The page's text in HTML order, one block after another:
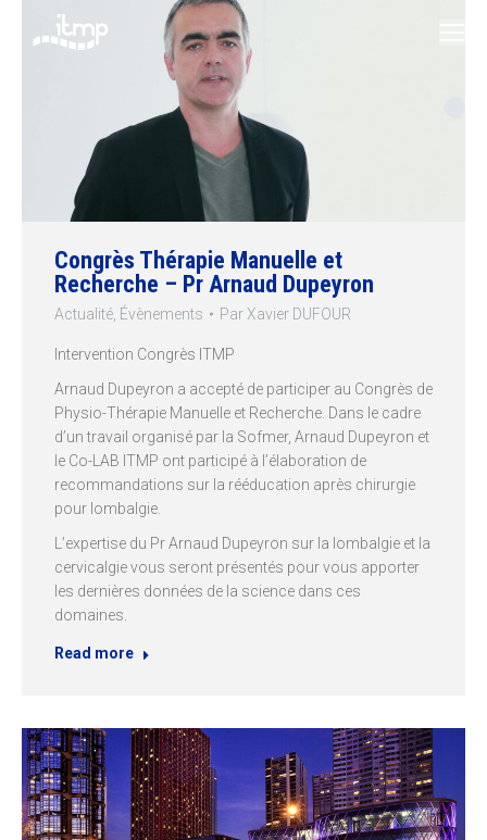
Congrès Thérapie Manuelle et
Recherche – Pr Arnaud Dupeyron
Actualité Évènements Par Xavier DUFOUR
Intervention Congrès ITMP
Arnaud Dupeyron a accepté de participer au Congrès de
Physio-Thérapie Manuelle et Recherche. Dans le cadre
d’un travail organisé par la Sofmer, Arnaud Dupeyron et
le Co-LAB ITMP ont participé à l’élaboration de
recommandations sur la rééducation après chirurgie
pour lombalgie.
L’expertise du Pr Arnaud Dupeyron sur la lombalgie et la
cervicalgie vous seront présentés pour vous apporter
les dernières données de la science dans ces
domaines.
Read more